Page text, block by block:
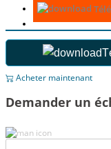
Acheter maintenant
Demander un